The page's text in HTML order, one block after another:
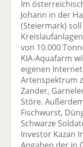
Im
Johann in der
(Steiermark)
von 10.000
KIA-Aquafarm
eigenen
Artenspektrum
Zander,
Störe.
Fischwurst,
Schwarze
Investor Kazan